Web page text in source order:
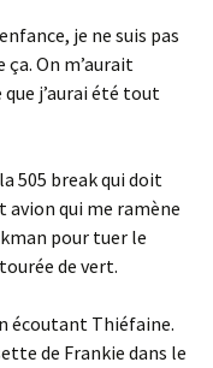
je ne suis pas
ça. On m’aurait
j’aurai été tout
505 break qui doit
avion qui me ramène
pour tuer le
de vert.
écoutant Thiéfaine.
de Frankie dans le